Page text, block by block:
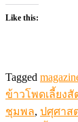
Like this:
Tagged
ข้าวโพดเลี้ยงสั
ชุมพล, ปศุศาส